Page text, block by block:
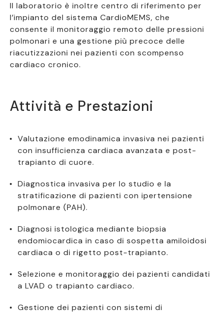
Il laboratorio è inoltre centro di riferimento per
l’impianto del sistema CardioMEMS, che
consente il monitoraggio remoto delle pressioni
polmonari e una gestione più precoce delle
riacutizzazioni nei pazienti con scompenso
cardiaco cronico.
Attività e Prestazioni
Valutazione emodinamica invasiva nei pazienti
con insufficienza cardiaca avanzata e post-
trapianto di cuore.
Diagnostica invasiva per lo studio e la
stratificazione di pazienti con ipertensione
polmonare (PAH).
Diagnosi istologica mediante biopsia
endomiocardica in caso di sospetta amiloidosi
cardiaca o di rigetto post-trapianto.
Selezione e monitoraggio dei pazienti candidati
a LVAD o trapianto cardiaco.
Gestione dei pazienti con sistemi di